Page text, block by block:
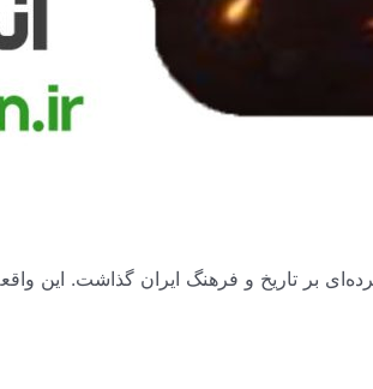
بر تاریخ و فرهنگ ایران گذاشت. این